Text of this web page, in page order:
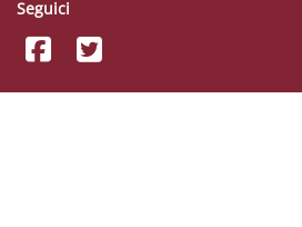
Seguici